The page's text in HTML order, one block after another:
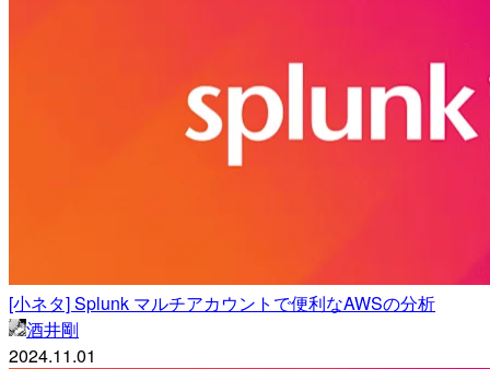
[小ネタ] Splunk マルチアカウントで便利なAWSの分析
酒井剛
2024.11.01